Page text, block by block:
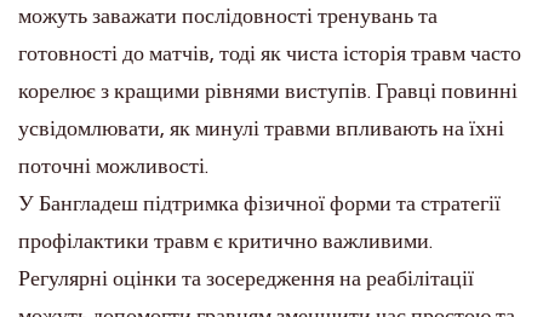
можуть заважати послідовності тренувань та
готовності до матчів, тоді як чиста історія травм часто
корелює з кращими рівнями виступів. Гравці повинні
усвідомлювати, як минулі травми впливають на їхні
поточні можливості.
У Бангладеш підтримка фізичної форми та стратегії
профілактики травм є критично важливими.
Регулярні оцінки та зосередження на реабілітації